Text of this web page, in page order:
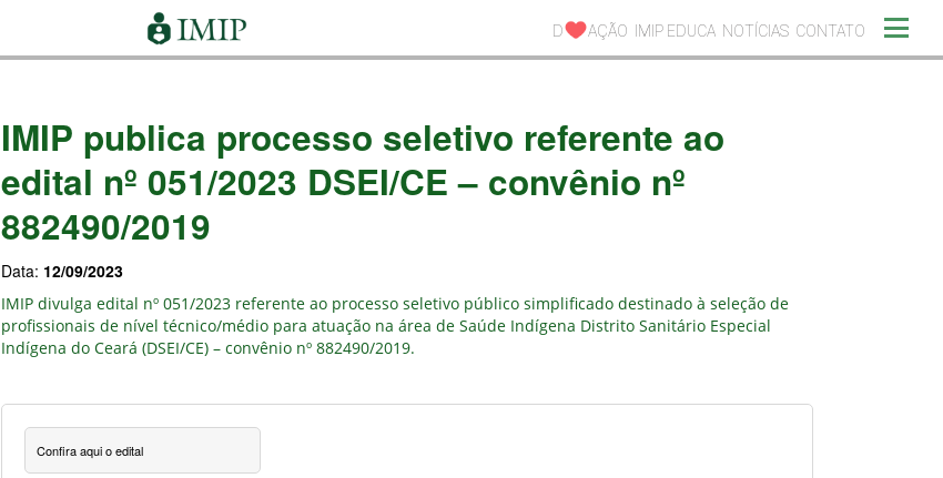
D AÇÃO IMIP EDUCA NOTÍCIAS CONTATO
IMIP publica processo seletivo referente ao
edital nº 051/2023 DSEI/CE – convênio nº
882490/2019
Data: 12/09/2023
IMIP divulga edital nº 051/2023referente aoprocesso seletivo público simplificado destinado à seleção de
profissionais de nível técnico/médio para atuação na área de Saúde Indígena Distrito Sanitário Especial
Indígena do Ceará (DSEI/CE)–convênio nº 882490/2019.
Confira aqui o edital